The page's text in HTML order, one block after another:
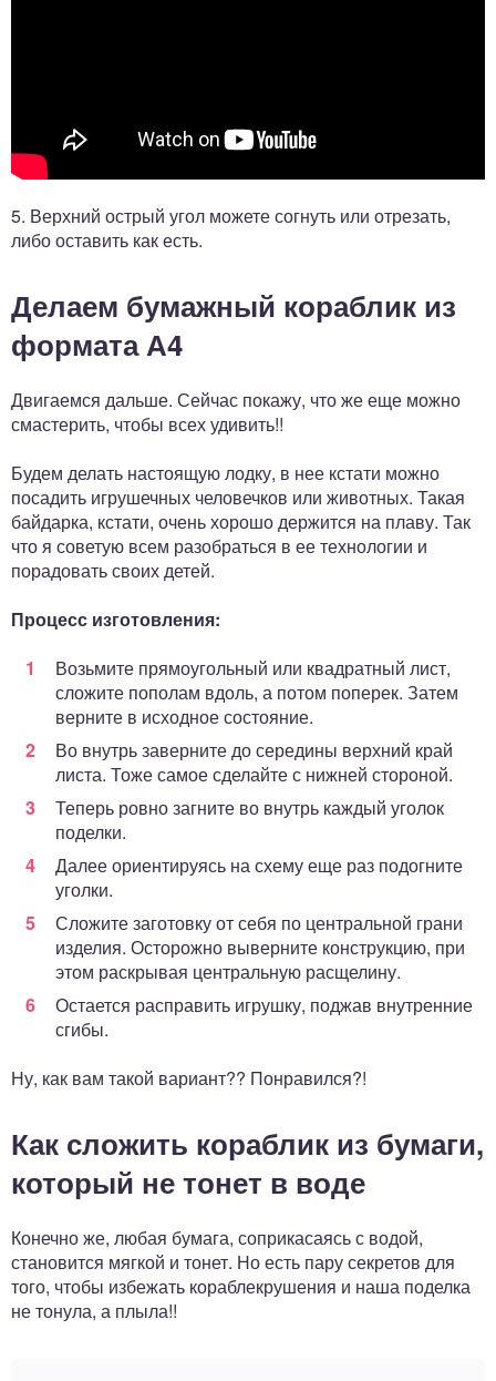
5. Верхний острый угол можете согнуть или отрезать,
либо оставить как есть.
Делаем бумажный кораблик из
формата А4
Двигаемся дальше. Сейчас покажу, что же еще можно
смастерить, чтобы всех удивить!!
Будем делать настоящую лодку, в нее кстати можно
посадить игрушечных человечков или животных. Такая
байдарка, кстати, очень хорошо держится на плаву. Так
что я советую всем разобраться в ее технологии и
порадовать своих детей.
Процесс изготовления:
Возьмите прямоугольный или квадратный лист,
сложите пополам вдоль, а потом поперек. Затем
верните в исходное состояние.
Во внутрь заверните до середины верхний край
листа. Тоже самое сделайте с нижней стороной.
Теперь ровно загните во внутрь каждый уголок
поделки.
Далее ориентируясь на схему еще раз подогните
уголки.
Сложите заготовку от себя по центральной грани
изделия. Осторожно выверните конструкцию, при
этом раскрывая центральную расщелину.
Остается расправить игрушку, поджав внутренние
сгибы.
Ну, как вам такой вариант?? Понравился?!
Как сложить кораблик из бумаги,
который не тонет в воде
Конечно же, любая бумага, соприкасаясь с водой,
становится мягкой и тонет. Но есть пару секретов для
того, чтобы избежать кораблекрушения и наша поделка
не тонула, а плыла!!